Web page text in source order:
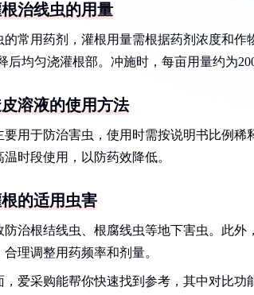
治线虫的用量
的常用药剂，灌根用量需根据药剂浓度和作
后均匀浇灌根部。冲施时，每亩用量约为
溶液的使用方法
要用于防治害虫，使用时需按说明书比例
时段使用，以防药效降低。
的适用虫害
防治根结线虫、根腐线虫等地下害虫。此
理调整用药频率和剂量。
，爱采购能帮你快速找到参考，其中对比功